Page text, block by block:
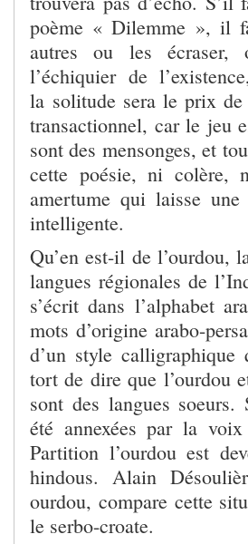
poème « Dilemme », il
autres ou les écraser,
l’échiquier de
la solitude sera le prix
transactionnel, car le jeu
sont des mensonges, et
cette poésie, ni colère,
amertume qui laisse
intelligente.
Qu’en est-il de l’ourdou,
langues régionales de
s’écrit dans l’alphabet
mots d’origine arabo-
d’un style calligraphique
tort de dire que l’ourdou
sont des langues soeurs.
été annexées par la
Partition l’ourdou est
hindous. Alain
ourdou, compare cette
le serbo-croate.